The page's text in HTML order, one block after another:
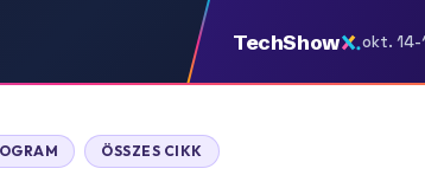
TechShow okt. 14-
ÖSSZES CIKK